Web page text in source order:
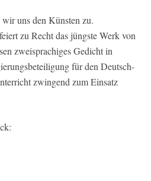
uns den Künsten zu.
zu Recht das jüngste Werk von
zweisprachiges Gedicht in
für den Deutsch-
zwingend zum Einsatz